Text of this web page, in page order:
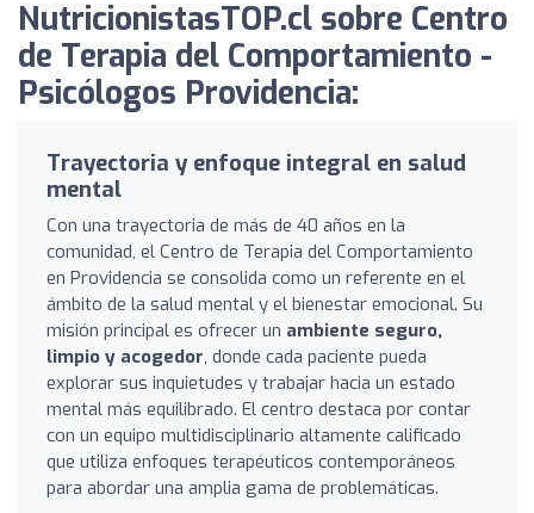
NutricionistasTOP.cl sobre Centro
de Terapia del Comportamiento -
Psicólogos Providencia:
Trayectoria y enfoque integral en salud
mental
Con una trayectoria de más de 40 años en la
comunidad, el Centro de Terapia del Comportamiento
en Providencia se consolida como un referente en el
ámbito de la salud mental y el bienestar emocional. Su
misión principal es ofrecer un ambiente seguro,
limpio y acogedor, donde cada paciente pueda
explorar sus inquietudes y trabajar hacia un estado
mental más equilibrado. El centro destaca por contar
con un equipo multidisciplinario altamente calificado
que utiliza enfoques terapéuticos contemporáneos
para abordar una amplia gama de problemáticas.